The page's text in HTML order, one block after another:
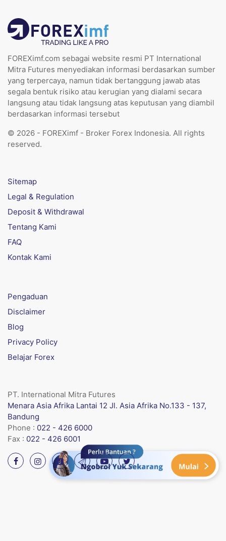
FOREXimf.com sebagai website resmi PT International
Mitra Futures menyediakan informasi berdasarkan sumber
yang terpercaya, namun tidak bertanggung jawab atas
segala bentuk risiko atau kerugian yang dialami secara
langsung atau tidak langsung atas keputusan yang diambil
berdasarkan informasi tersebut
© 2026 - FOREXimf - Broker Forex Indonesia. All rights
reserved.
Sitemap
Legal & Regulation
Deposit & Withdrawal
Tentang Kami
FAQ
Kontak Kami
Pengaduan
Disclaimer
Blog
Privacy Policy
Belajar Forex
PT. International Mitra Futures
Menara Asia Afrika Lantai 12 Jl. Asia Afrika No.133 - 137,
Bandung
Phone : 022 - 426 6000
Fax : 022 - 426 6001